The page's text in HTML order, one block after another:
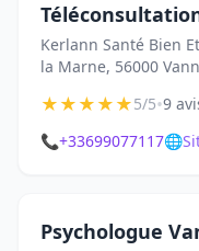
Kerlann Santé Bien
la Marne, 56000
★★★★★5/5•9
📞+33699077117🌐
Psychologue